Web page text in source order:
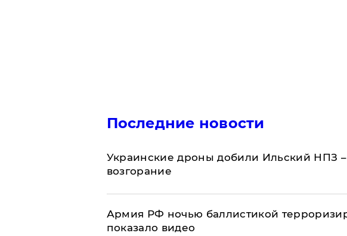
Последние новости
Украинские дроны добили Ильский НПЗ –
возгорание
Армия РФ ночью баллистикой
показало видео